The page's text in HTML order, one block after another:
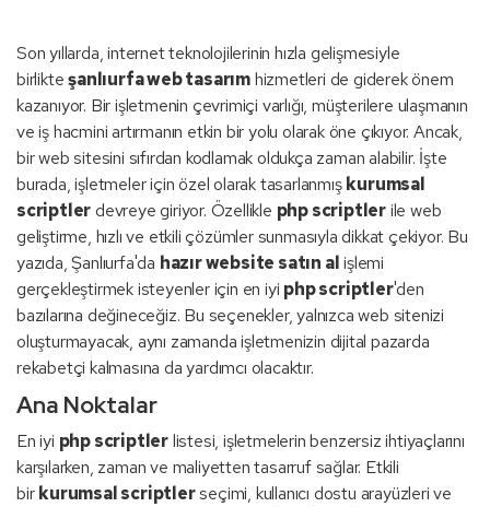
Son yıllarda, internet teknolojilerinin hızla gelişmesiyle
birlikteşanlıurfa web tasarımhizmetleri de giderek önem
kazanıyor. Bir işletmenin çevrimiçi varlığı, müşterilere ulaşmanın
ve iş hacmini artırmanın etkin bir yolu olarak öne çıkıyor. Ancak,
bir web sitesini sıfırdan kodlamak oldukça zaman alabilir. İşte
burada, işletmeler için özel olarak tasarlanmışkurumsal
scriptlerdevreye giriyor. Özellikle php scriptlerile web
geliştirme, hızlı ve etkili çözümler sunmasıyla dikkat çekiyor. Bu
yazıda, Şanlıurfa'da hazır website satın alişlemi
gerçekleştirmek isteyenler için en iyi php scriptler'den
bazılarına değineceğiz. Bu seçenekler, yalnızca web sitenizi
oluşturmayacak, aynı zamanda işletmenizin dijital pazarda
rekabetçi kalmasına da yardımcı olacaktır.
Ana Noktalar
En iyi php scriptlerlistesi, işletmelerin benzersiz ihtiyaçlarını
karşılarken, zaman ve maliyetten tasarruf sağlar. Etkili
birkurumsal scriptlerseçimi, kullanıcı dostu arayüzleri ve